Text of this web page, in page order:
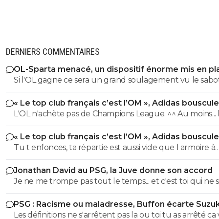
DERNIERS COMMENTAIRES
OL-Sparta menacé, un dispositif énorme mis en
Si l'OL gagne ce sera un grand soulagement vu le
incroyable du farfelu sans froc Fonseca au match allé.
perd ce sera aussi une grande victoire et une énorme
délivrance avec un possible licenciement de ce clown.
« Le top club français c’est l’OM », Adidas
PSG
L'OL n'achète pas de Champions League. ^^ Au moins... l'OM a
un point commun avec le PSG. Mdr Adidas ne se trompe pas
avec l'OL qui est une valeur sûre... contrairement à
« Le top club français c’est l’OM », Adidas
PSG
Tu t enfonces, ta répartie est aussi vide que l armoire à
trophées de ton club depuis 15 piges, t es juste une
gueule arrogante se pensant plus intelligent que les
alors que t es juste un pauvre clown empafé mdr
Jonathan David au PSG, la Juve donne son accord
Je ne me trompe pas tout le temps... et c'est toi qui ne
pas lire. ^^
PSG : Racisme ou maladresse, Buffon écarte
Les définitions ne s'arrêtent pas la ou toi tu as arrêté ca